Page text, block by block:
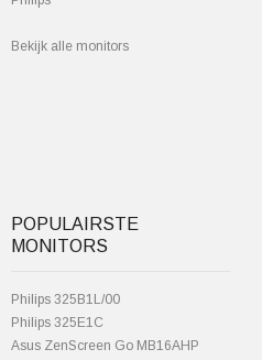
Bekijk alle monitors
POPULAIRSTE
MONITORS
Philips 325B1L/00
Philips 325E1C
Asus ZenScreen Go MB16AHP